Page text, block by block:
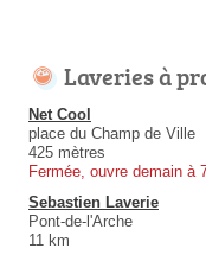
Laveries à
Net Cool
place du Champ de Ville
425 mètres
Fermée, ouvre demain à
Sebastien Laverie
Pont-de-l'Arche
11 km